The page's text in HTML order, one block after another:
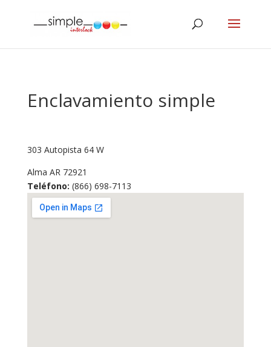
Enclavamiento simple
303 Autopista 64 W
Alma AR 72921
Teléfono: (866) 698-7113